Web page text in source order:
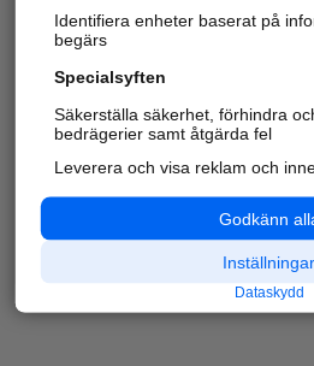
Identifiera enheter baserat på
begärs
Specialsyften
Säkerställa säkerhet, förhindra
bedrägerier samt åtgärda fel
Leverera och visa reklam och
Godkänn
Inställningar
Dataskydd